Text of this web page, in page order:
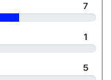
7
1
5